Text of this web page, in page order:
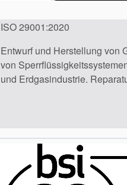
ISO 29001:2020
Entwurf und Herstellung von
von
und Erdgasindustrie.